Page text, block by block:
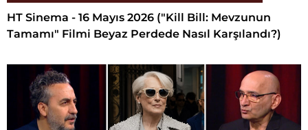
HT Sinema - 16 Mayıs 2026 ("Kill Bill: Mevzunun
Tamamı" Filmi Beyaz Perdede Nasıl Karşılandı?)